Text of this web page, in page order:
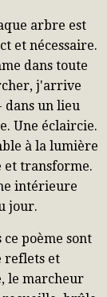
arbre est
et nécessaire.
dans toute
j'arrive
dans un lieu
Une éclaircie.
à la lumière
et transforme.
intérieure
jour.
poème sont
reflets et
le marcheur